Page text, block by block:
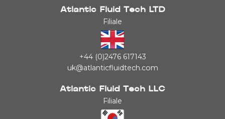
Atlantic Fluid Tech LTD
Filiale
+44 (0)2476 617143
uk@atlanticfluidtech.com
Atlantic Fluid Tech LLC
Filiale